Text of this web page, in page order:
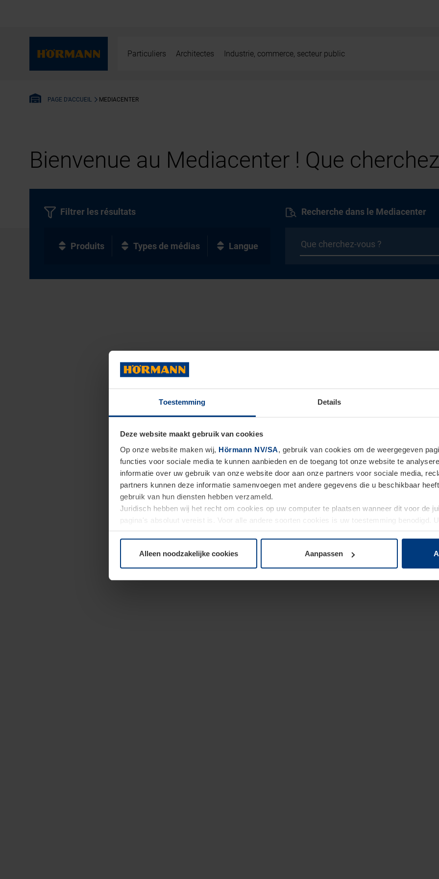
Toestemming Details
Deze website maakt gebruik van cookies
Op onze website maken wij, Hörmann NV/SA, gebruik van cookies om de weergegeven
functies voor sociale media te kunnen aanbieden en de toegang tot onze website te
informatie over uw gebruik van onze website door aan onze partners voor sociale media,
partners kunnen deze informatie samenvoegen met andere gegevens die u beschikbaar
gebruik van hun diensten hebben verzameld.
Juridisch hebben wij het recht om cookies op uw computer te plaatsen wanneer dit voor de
pagina's absoluut vereist is. Voor alle andere soorten cookies is uw toestemming benodigd.
moment bij de uitleg van de cookies op paginaPrivacyverklaringop onze website wijzigen
Alleen noodzakelijke cookies Aanpassen
Particuliers Architectes Industrie, commerce, secteur public
PAGE D'ACCUEIL MEDIACENTER
Bienvenue au Mediacenter ! Que
Recherche dans le Mediacenter
Filtrer les résultats
Produits Types de médias Langue